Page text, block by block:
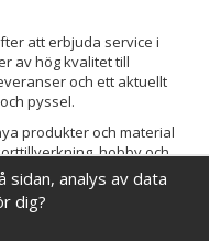
att erbjuda service i
av hög kvalitet till
och ett aktuellt
pyssel.
produkter och material
hobby och
löpande förbättra och
det du behöver hos oss.
sidan, analys av data
dig?